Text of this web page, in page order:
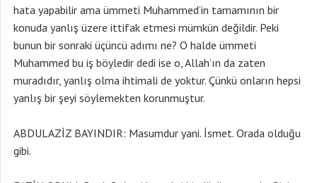
hata yapabilir ama ümmeti Muhammed’in tamamının bir
konuda yanlış üzere ittifak etmesi mümkün değildir. Peki
bunun bir sonraki üçüncü adımı ne? O halde ümmeti
Muhammed bu iş böyledir dedi ise o, Allah’ın da zaten
muradıdır, yanlış olma ihtimali de yoktur. Çünkü onların hepsi
yanlış bir şeyi söylemekten korunmuştur.
ABDULAZİZ BAYINDIR: Masumdur yani. İsmet. Orada olduğu
gibi.